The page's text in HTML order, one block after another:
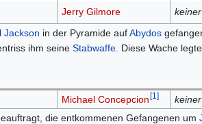
Jerry Gilmore
keiner
Jackson in der Pyramide aufAbydos
ihm seine Stabwaffe. Diese Wache
Michael Concepcion[1 ]
keiner
die entkommenen Gefangenen um